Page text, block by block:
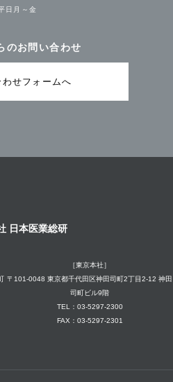
日月～金
のお問い合わせ
せフォームへ
日本医業総研
［東京本社］
〒101-0048 東京都千代田区神田司町2丁目2-12 神田
司町ビル9階
TEL：03-5297-2300
FAX：03-5297-2301